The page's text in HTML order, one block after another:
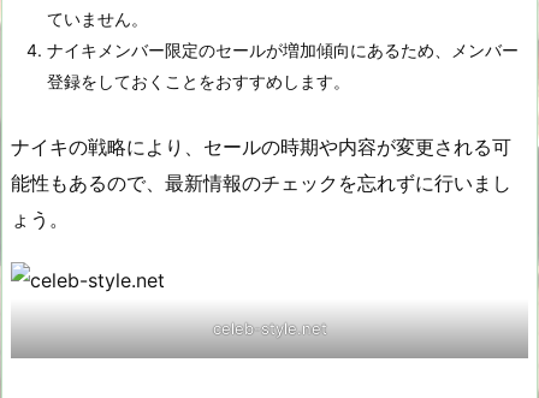
ていません。
ナイキメンバー限定のセールが増加傾向にあるため、メンバー
登録をしておくことをおすすめします。
ナイキの戦略により、セールの時期や内容が変更される可
能性もあるので、最新情報のチェックを忘れずに行いまし
ょう。
celeb-style.net